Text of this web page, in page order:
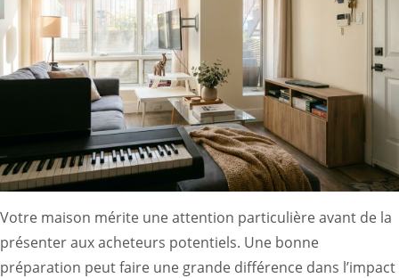
Votre maison mérite une attention particulière avant de la
présenter aux acheteurs potentiels. Une bonne
préparation peut faire une grande différence dans l’impact